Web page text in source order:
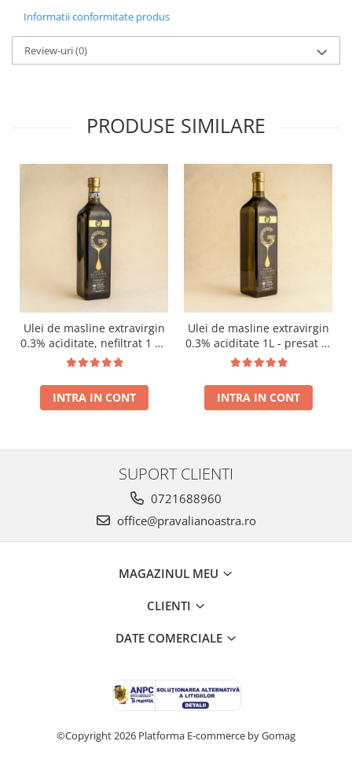
Informatii conformitate produs
Review-uri(0)
PRODUSE SIMILARE
Ulei de masline extravirgin
0.3% aciditate, nefiltrat 1 L -
presat la rece RECOLTA
INTRA IN CONT
Ulei de masline extravirgin
0.3% aciditate 1L - presat la
rece RECOLTA NOUA
INTRA IN CONT
SUPORT CLIENTI
0721688960
office@pravalianoastra.ro
MAGAZINUL MEU
CLIENTI
DATE COMERCIALE
©Copyright 2026 Platforma E-commerce by Gomag